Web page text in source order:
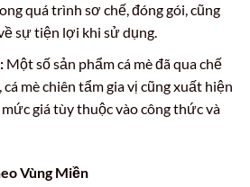
quá trình sơ chế, đóng gói, cũng
sự tiện lợi khi sử dụng.
Một số sản phẩm cá mè đã qua chế
mè chiên tẩm gia vị cũng xuất hiện
giá tùy thuộc vào công thức và
Vùng Miền